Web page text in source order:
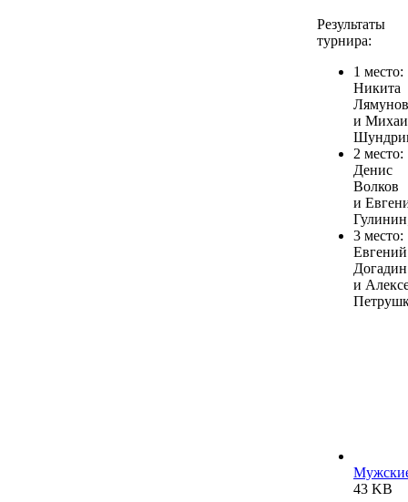
Результаты
турнира:
1 место:
Никита
Лямунов
и
2 место:
Денис
Волков
и
3 место:
Евгений
Догадин
и
43 KB